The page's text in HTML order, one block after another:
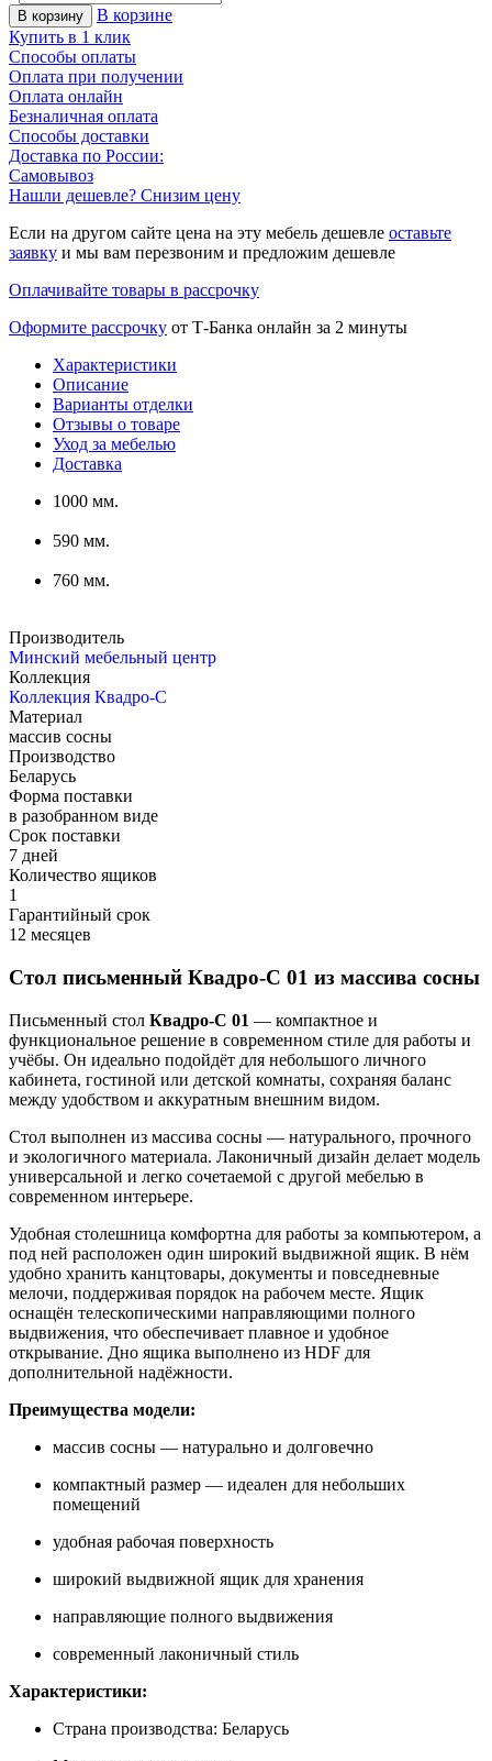
В корзину
В корзине
Купить в 1 клик
Способы оплаты
Оплата при получении
Оплата онлайн
Безналичная оплата
Способы доставки
Доставка по России:
Самовывоз
Нашли дешевле? Снизим цену
Если на другом сайте цена на эту мебель дешевле оставьте
заявку и мы вам перезвоним и предложим дешевле
Оплачивайте товары в рассрочку
Оформите рассрочку от Т-Банка онлайн за 2 минуты
Характеристики
Описание
Варианты отделки
Отзывы о товаре
Уход за мебелью
Доставка
1000 мм.
590 мм.
760 мм.
Производитель
Минский мебельный центр
Коллекция
Коллекция Квадро-С
Материал
массив сосны
Производство
Беларусь
Форма поставки
в разобранном виде
Срок поставки
7 дней
Количество ящиков
1
Гарантийный срок
12 месяцев
Стол письменный Квадро-С 01 из массива сосны
Письменный стол Квадро-С 01 — компактное и
функциональное решение в современном стиле для работы и
учёбы. Он идеально подойдёт для небольшого личного
кабинета, гостиной или детской комнаты, сохраняя баланс
между удобством и аккуратным внешним видом.
Стол выполнен из массива сосны — натурального, прочного
и экологичного материала. Лаконичный дизайн делает модель
универсальной и легко сочетаемой с другой мебелью в
современном интерьере.
Удобная столешница комфортна для работы за компьютером, а
под ней расположен один широкий выдвижной ящик. В нём
удобно хранить канцтовары, документы и повседневные
мелочи, поддерживая порядок на рабочем месте. Ящик
оснащён телескопическими направляющими полного
выдвижения, что обеспечивает плавное и удобное
открывание. Дно ящика выполнено из HDF для
дополнительной надёжности.
Преимущества модели:
массив сосны — натурально и долговечно
компактный размер — идеален для небольших
помещений
удобная рабочая поверхность
широкий выдвижной ящик для хранения
направляющие полного выдвижения
современный лаконичный стиль
Характеристики:
Страна производства: Беларусь